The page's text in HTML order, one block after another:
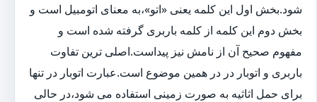
شود.بخش اول این کلمه یعنی «اتو»،به معنای اتومبیل است و
بخش دوم این کلمه از کلمه باربری گرفته شده است و
مفهوم صحیح آن از نامش نیز پیداست.اصلی ترین تفاوت
باربری و اتوبار در در همین موضوع است.عبارت اتوبار در تنها
برای حمل اثاثیه به صورت زمینی استفاده می شود،در حالی